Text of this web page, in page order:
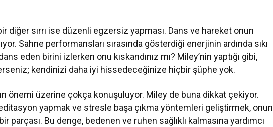
diğer sırrı ise düzenli egzersiz yapması. Dans ve hareket onun
Sahne performansları sırasında gösterdiği enerjinin ardında sıkı
eden birini izlerken onu kıskandınız mı? Miley’nin yaptığı gibi,
kendinizi daha iyi hissedeceğinize hiçbir şüphe yok.
önemi üzerine çokça konuşuluyor. Miley de buna dikkat çekiyor.
yapmak ve stresle başa çıkma yöntemleri geliştirmek, onun
parçası. Bu denge, bedenen ve ruhen sağlıklı kalmasına yardımcı